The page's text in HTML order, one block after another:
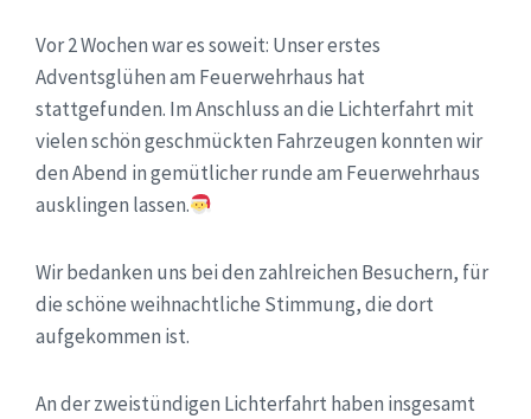
Vor 2 Wochen war es soweit: Unser erstes
Adventsglühen am Feuerwehrhaus hat
stattgefunden. Im Anschluss an die Lichterfahrt mit
vielen schön geschmückten Fahrzeugen konnten wir
den Abend in gemütlicher runde am Feuerwehrhaus
ausklingen lassen.
Wir bedanken uns bei den zahlreichen Besuchern, für
die schöne weihnachtliche Stimmung, die dort
aufgekommen ist.
An der zweistündigen Lichterfahrt haben insgesamt